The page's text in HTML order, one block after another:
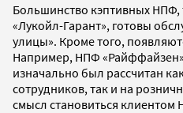
Большинство кэптивных НПФ,
«Лукойл-Гарант», готовы
улицы». Кроме того,
Например, НПФ
изначально был рассчитан
сотрудников, так и на
смысл становиться клиентом